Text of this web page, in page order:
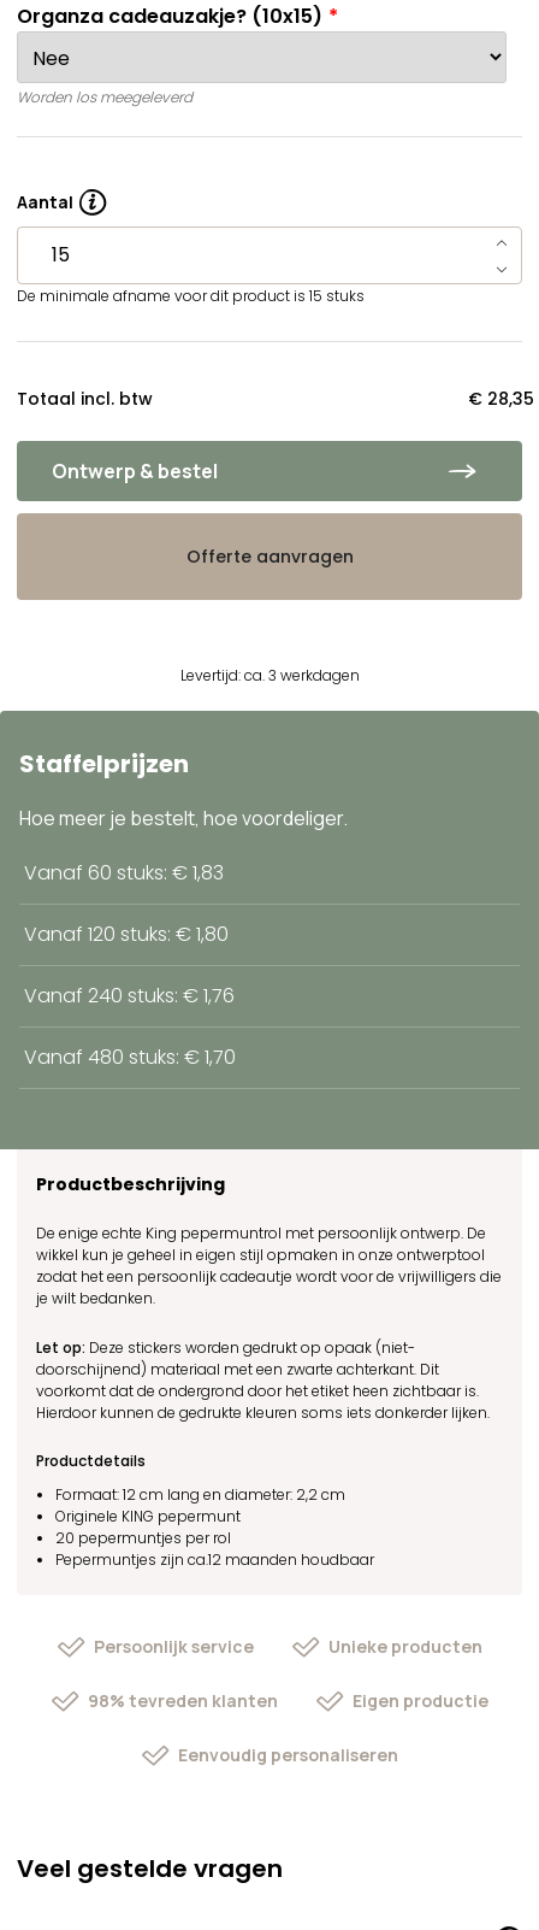
Ontwerp & bestel
Organza cadeauzakje? (10x15)
Worden los meegeleverd
Aantal
De minimale afname voor dit product is 15 stuks
Totaal incl. btw € 28,35
Offerte aanvragen
Levertijd: ca. 3 werkdagen
Staffelprijzen
Hoe meer je bestelt, hoe voordeliger.
Vanaf 60 stuks: € 1,83
Vanaf 120 stuks: € 1,80
Vanaf 240 stuks: € 1,76
Vanaf 480 stuks: € 1,70
Productbeschrijving
De enige echte King pepermuntrol met persoonlijk ontwerp. De
wikkel kun je geheel in eigen stijl opmaken in onze ontwerptool
zodat het een persoonlijk cadeautje wordt voor de vrijwilligers die
je wilt bedanken.
Let op: Deze stickers worden gedrukt op opaak (niet-
doorschijnend) materiaal met een zwarte achterkant. Dit
voorkomt dat de ondergrond door het etiket heen zichtbaar is.
Hierdoor kunnen de gedrukte kleuren soms iets donkerder lijken.
Productdetails
Formaat: 12 cm lang en diameter: 2,2 cm
Originele KING pepermunt
20 pepermuntjes per rol
Pepermuntjes zijn ca.12 maanden houdbaar
Persoonlijk service Unieke producten
98% tevreden klanten Eigen productie
Eenvoudig personaliseren
Veel gestelde vragen